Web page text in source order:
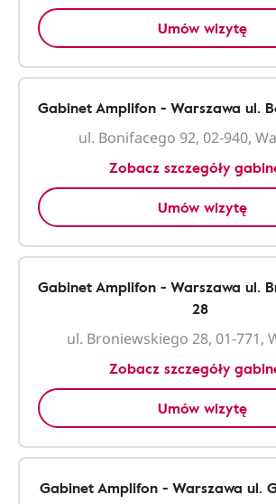
Umów wizytę
Gabinet Amplifon - Warszawa ul.
ul. Bonifacego 92, 02-940,
Zobacz szczegóły
Umów wizytę
Gabinet Amplifon - Warszawa ul.
28
ul. Broniewskiego 28, 01-771,
Zobacz szczegóły
Umów wizytę
Gabinet Amplifon - Warszawa ul.